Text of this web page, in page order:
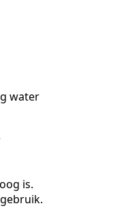
water
is.